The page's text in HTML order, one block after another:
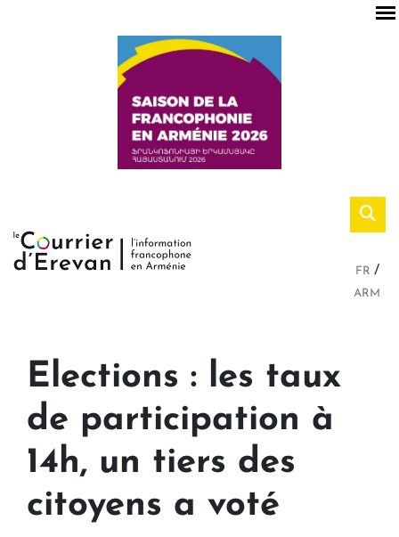
FR
ARM
Elections : les taux
de participation à
14h, un tiers des
citoyens a voté